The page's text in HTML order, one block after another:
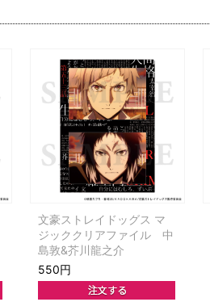
文豪ストレイドッグス マ
ジッククリアファイル 中
島敦&芥川龍之介
550円